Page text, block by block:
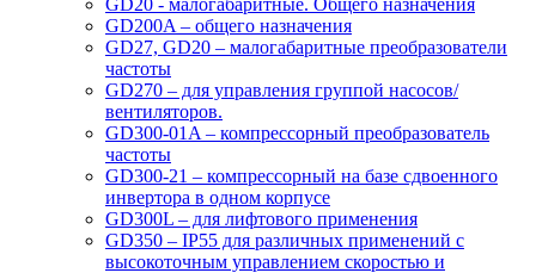
GD200A – общего назначения
GD27, GD20 – малогабаритные преобразователи
частоты
GD270 – для управления группой насосов/
вентиляторов.
GD300-01A – компрессорный преобразователь
частоты
GD300-21 – компрессорный на базе сдвоенного
инвертора в одном корпусе
GD300L – для лифтового применения
GD350 – IP55 для различных применений с
высокоточным управлением скоростью и